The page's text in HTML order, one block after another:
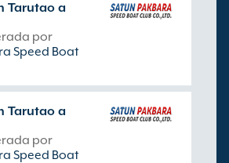
Tarutao a
por
Speed Boat
Tarutao a
por
Speed Boat